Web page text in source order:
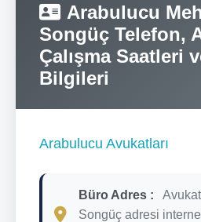
Arabulucu
Songüç Telefon,
Çalışma Saatleri
Bilgileri
Arabulucu Avukatları
Büro Adres :
Songüç adresi